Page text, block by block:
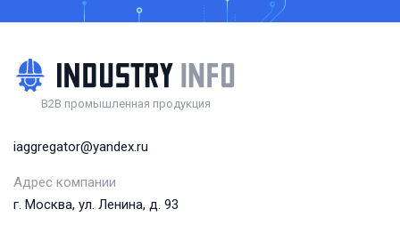
B2B промышленная продукция
iaggregator@yandex.ru
Адрес компании
г. Москва, ул. Ленина, д. 93